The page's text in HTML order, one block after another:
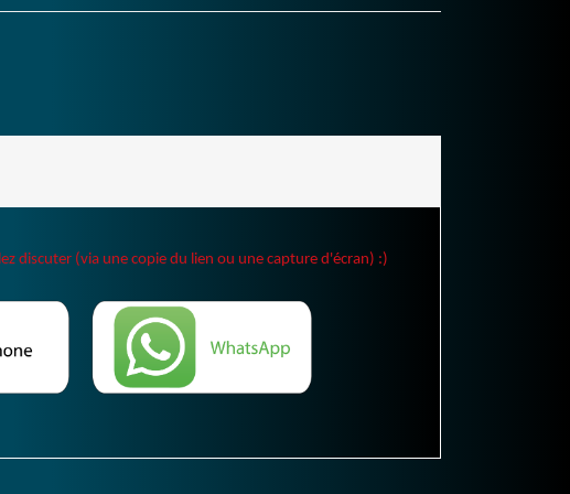
discuter (via une copie du lien ou une capture d'écran) :)